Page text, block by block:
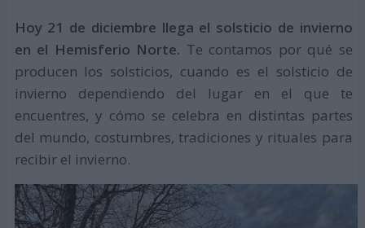
Hoy 21 de diciembre llega el solsticio de invierno
en el Hemisferio Norte. Te contamos por qué se
producen los solsticios, cuando es el solsticio de
invierno dependiendo del lugar en el que te
encuentres, y cómo se celebra en distintas partes
del mundo, costumbres, tradiciones y rituales para
recibir el invierno.